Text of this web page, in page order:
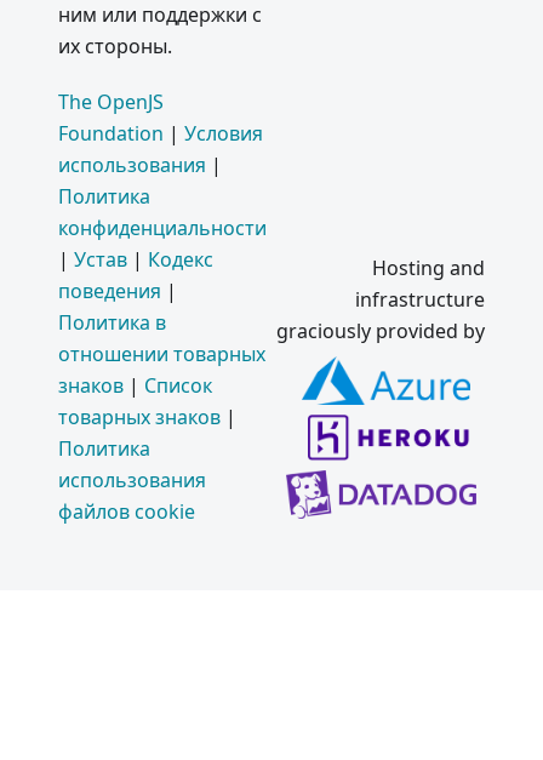
ним или поддержки с
их стороны.
The OpenJS
Foundation | Условия
использования |
Политика
конфиденциальности
| Устав | Кодекс
поведения |
Политика в
отношении товарных
знаков | Список
товарных знаков |
Политика
использования
файлов cookie
Hosting and
infrastructure
graciously provided by